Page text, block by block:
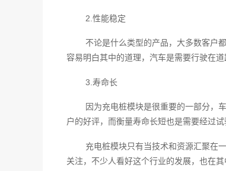
2.性能稳定
不论是什么类型的产品，大多数客户
容易明白其中的道理，汽车是需要行驶在
3.寿命长
因为充电桩模块是很重要的一部分，
户的好评，而衡量寿命长短也是需要经过
充电桩模块只有当技术和资源汇聚在
关注，不少人看好这个行业的发展，也在